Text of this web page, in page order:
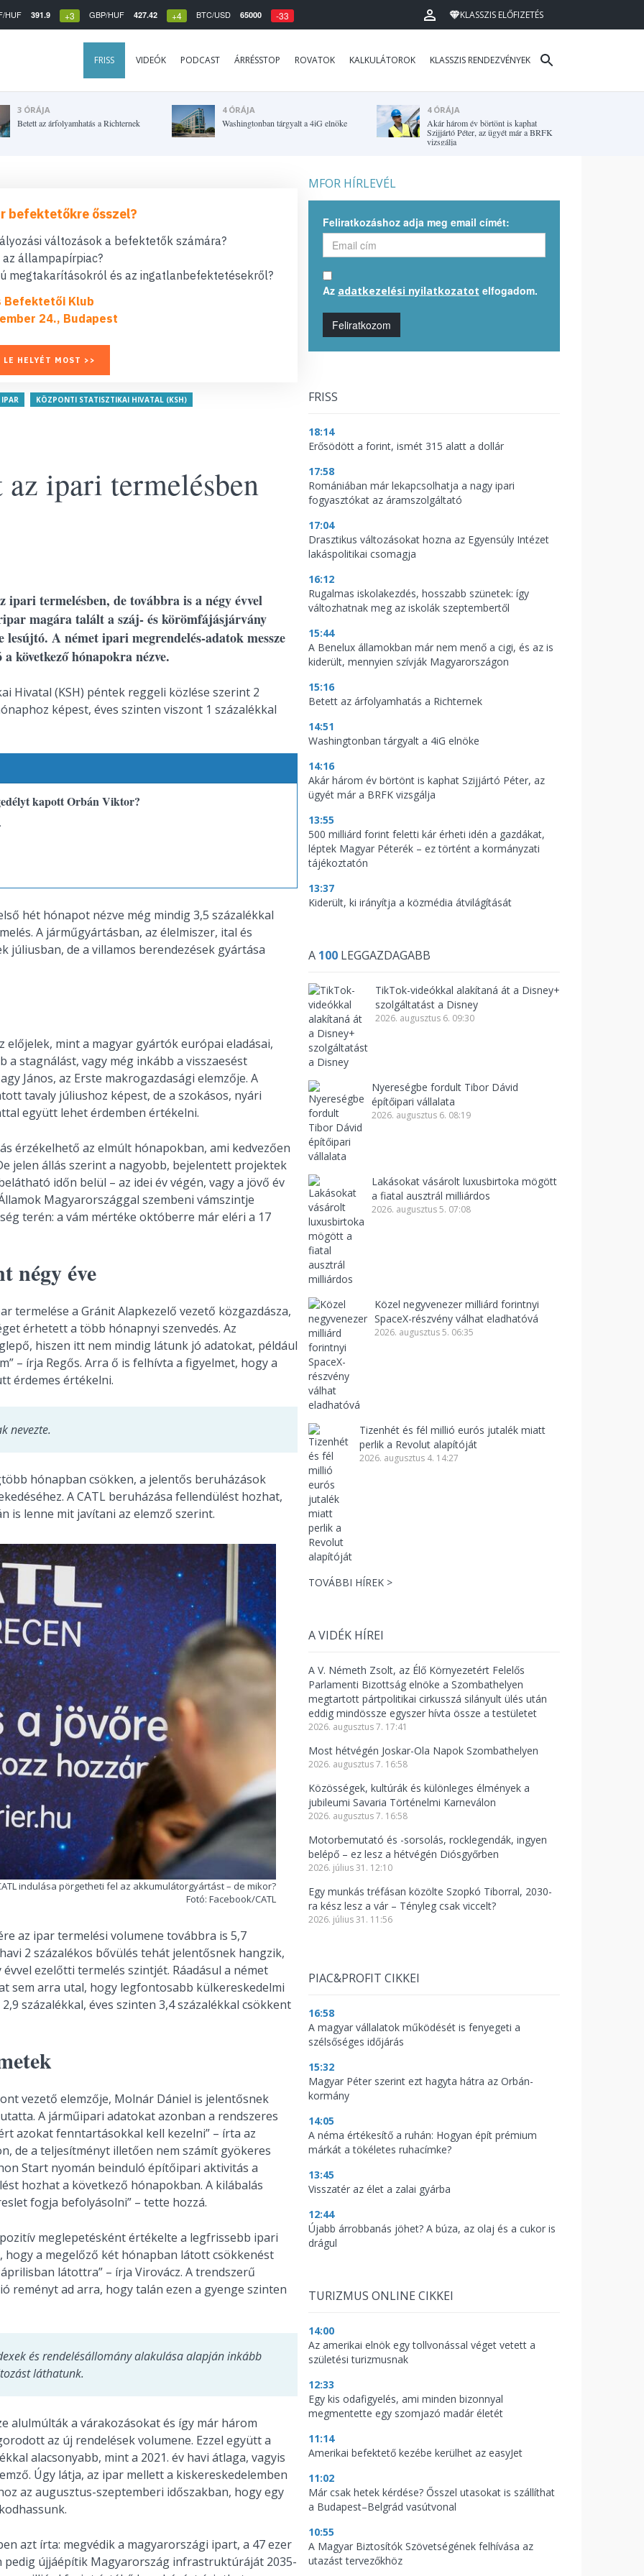
HUF 391.9 +3 GBP/HUF 427.42 +4 BTC/USD 65000 -33 KLASSZIS ELŐFIZETÉS
FRISS VIDEÓK PODCAST ÁRRÉSSTOP ROVATOK KALKULÁTOROK KLASSZIS RENDEZVÉNYEK
3 ÓRÁJA
Betett az árfolyamhatás a Richternek
4 ÓRÁJA
Washingtonban tárgyalt a 4iG elnöke
4 ÓRÁJA
Akár három év börtönt is kaphat
Szijjártó Péter, az ügyét már a BRFK
vizsgálja
befektetőkre ősszel?
változások a befektetők számára?
állampapírpiac?
megtakarításokról és az ingatlanbefektetésekről?
Befektetői Klub
24., Budapest
LE HELYÉT MOST >>
IPAR KÖZPONTI STATISZTIKAI HIVATAL (KSH)
ipari termelésben
ipari termelésben, de továbbra is a négy évvel
magára talált a száj- és körömfájásjárvány
A német ipari megrendelés-adatok messze
következő hónapokra nézve.
Hivatal (KSH) péntek reggeli közlése szerint 2
képest, éves szinten viszont 1 százalékkal
kapott Orbán Viktor?
hét hónapot nézve még mindig 3,5 százalékkal
A járműgyártásban, az élelmiszer, ital és
de a villamos berendezések gyártása
előjelek, mint a magyar gyártók európai eladásai,
a stagnálást, vagy még inkább a visszaesést
János, az Erste makrogazdasági elemzője. A
tavaly júliushoz képest, de a szokásos, nyári
együtt lehet érdemben értékelni.
érzékelhető az elmúlt hónapokban, ami kedvezően
jelen állás szerint a nagyobb, bejelentett projektek
időn belül – az idei év végén, vagy a jövő év
Magyarországgal szembeni vámszintje
terén: a vám mértéke októberre már eléri a 17
négy éve
termelése a Gránit Alapkezelő vezető közgazdásza,
érhetett a több hónapnyi szenvedés. Az
hiszen itt nem mindig látunk jó adatokat, például
– írja Regős. Arra ő is felhívta a figyelmet, hogy a
érdemes értékelni.
nevezte.
hónapban csökken, a jelentős beruházások
A CATL beruházása fellendülést hozhat,
is lenne mit javítani az elemző szerint.
indulása pörgetheti fel az akkumulátorgyártást – de mikor?
Fotó: Facebook/CATL
az ipar termelési volumene továbbra is 5,7
2 százalékos bővülés tehát jelentősnek hangzik,
ezelőtti termelés szintjét. Ráadásul a német
sem arra utal, hogy legfontosabb külkereskedelmi
százalékkal, éves szinten 3,4 százalékkal csökkent
vezető elemzője, Molnár Dániel is jelentősnek
A járműipari adatokat azonban a rendszeres
azokat fenntartásokkal kell kezelni” – írta az
de a teljesítményt illetően nem számít gyökeres
Start nyomán beinduló építőipari aktivitás a
hozhat a következő hónapokban. A kilábalás
fogja befolyásolni” – tette hozzá.
meglepetésként értékelte a legfrissebb ipari
a megelőző két hónapban látott csökkenést
látottra” – írja Virovácz. A trendszerű
reményt ad arra, hogy talán ezen a gyenge szinten
és rendelésállomány alakulása alapján inkább
láthatunk.
alulmúlták a várakozásokat és így már három
az új rendelések volumene. Ezzel együtt a
alacsonyabb, mint a 2021. év havi átlaga, vagyis
Úgy látja, az ipar mellett a kiskereskedelemben
az augusztus-szeptemberi időszakban, hogy egy
azt írta: megvédik a magyarországi ipart, a 47 ezer
újjáépítik Magyarország infrastruktúráját 2035-
MFOR HÍRLEVÉL
Feliratkozáshoz adja meg email címét:
Az adatkezelési nyilatkozatot elfogadom.
Feliratkozom
FRISS
18:14
Erősödött a forint, ismét 315 alatt a dollár
17:58
Romániában már lekapcsolhatja a nagy ipari
fogyasztókat az áramszolgáltató
17:04
Drasztikus változásokat hozna az Egyensúly Intézet
lakáspolitikai csomagja
16:12
Rugalmas iskolakezdés, hosszabb szünetek: így
változhatnak meg az iskolák szeptembertől
15:44
A Benelux államokban már nem menő a cigi, és az is
kiderült, mennyien szívják Magyarországon
15:16
Betett az árfolyamhatás a Richternek
14:51
Washingtonban tárgyalt a 4iG elnöke
14:16
Akár három év börtönt is kaphat Szijjártó Péter, az
ügyét már a BRFK vizsgálja
13:55
500 milliárd forint feletti kár érheti idén a gazdákat,
léptek Magyar Péterék – ez történt a kormányzati
tájékoztatón
13:37
Kiderült, ki irányítja a közmédia átvilágítását
A 100 LEGGAZDAGABB
TikTok-videókkal alakítaná át a Disney+
szolgáltatást a Disney
2026. augusztus 6. 09:30
Nyereségbe fordult Tibor Dávid
építőipari vállalata
2026. augusztus 6. 08:19
Lakásokat vásárolt luxusbirtoka mögött
a fiatal ausztrál milliárdos
2026. augusztus 5. 07:08
Közel negyvenezer milliárd forintnyi
SpaceX-részvény válhat eladhatóvá
2026. augusztus 5. 06:35
Tizenhét és fél millió eurós jutalék miatt
perlik a Revolut alapítóját
2026. augusztus 4. 14:27
TOVÁBBI HÍREK >
A VIDÉK HÍREI
A V. Németh Zsolt, az Élő Környezetért Felelős
Parlamenti Bizottság elnöke a Szombathelyen
megtartott pártpolitikai cirkusszá silányult ülés után
eddig mindössze egyszer hívta össze a testületet
2026. augusztus 7. 17:41
Most hétvégén Joskar-Ola Napok Szombathelyen
2026. augusztus 7. 16:58
Közösségek, kultúrák és különleges élmények a
jubileumi Savaria Történelmi Karneválon
2026. augusztus 7. 16:58
Motorbemutató és -sorsolás, rocklegendák, ingyen
belépő – ez lesz a hétvégén Diósgyőrben
2026. július 31. 12:10
Egy munkás tréfásan közölte Szopkó Tiborral, 2030-
ra kész lesz a vár – Tényleg csak viccelt?
2026. július 31. 11:56
PIAC&PROFIT CIKKEI
16:58
A magyar vállalatok működését is fenyegeti a
szélsőséges időjárás
15:32
Magyar Péter szerint ezt hagyta hátra az Orbán-
kormány
14:05
A néma értékesítő a ruhán: Hogyan épít prémium
márkát a tökéletes ruhacímke?
13:45
Visszatér az élet a zalai gyárba
12:44
Újabb árrobbanás jöhet? A búza, az olaj és a cukor is
drágul
TURIZMUS ONLINE CIKKEI
14:00
Az amerikai elnök egy tollvonással véget vetett a
születési turizmusnak
12:33
Egy kis odafigyelés, ami minden bizonnyal
megmentette egy szomjazó madár életét
11:14
Amerikai befektető kezébe kerülhet az easyJet
11:02
Már csak hetek kérdése? Ősszel utasokat is szállíthat
a Budapest–Belgrád vasútvonal
10:55
A Magyar Biztosítók Szövetségének felhívása az
utazást tervezőkhöz